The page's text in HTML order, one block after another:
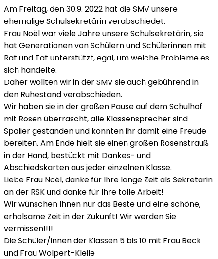
Am Freitag, den 30.9. 2022 hat die SMV unsere
ehemalige Schulsekretärin verabschiedet.
Frau Noël war viele Jahre unsere Schulsekretärin, sie
hat Generationen von Schülern und Schülerinnen mit
Rat und Tat unterstützt, egal, um welche Probleme es
sich handelte.
Daher wollten wir in der SMV sie auch gebührend in
den Ruhestand verabschieden.
Wir haben sie in der großen Pause auf dem Schulhof
mit Rosen überrascht, alle Klassensprecher sind
Spalier gestanden und konnten ihr damit eine Freude
bereiten. Am Ende hielt sie einen großen Rosenstrauß
in der Hand, bestückt mit Dankes- und
Abschiedskarten aus jeder einzelnen Klasse.
Liebe Frau Noël, danke für Ihre lange Zeit als Sekretärin
an der RSK und danke für Ihre tolle Arbeit!
Wir wünschen Ihnen nur das Beste und eine schöne,
erholsame Zeit in der Zukunft! Wir werden Sie
vermissen!!!!
Die Schüler/innen der Klassen 5 bis 10 mit Frau Beck
und Frau Wolpert-Kleile